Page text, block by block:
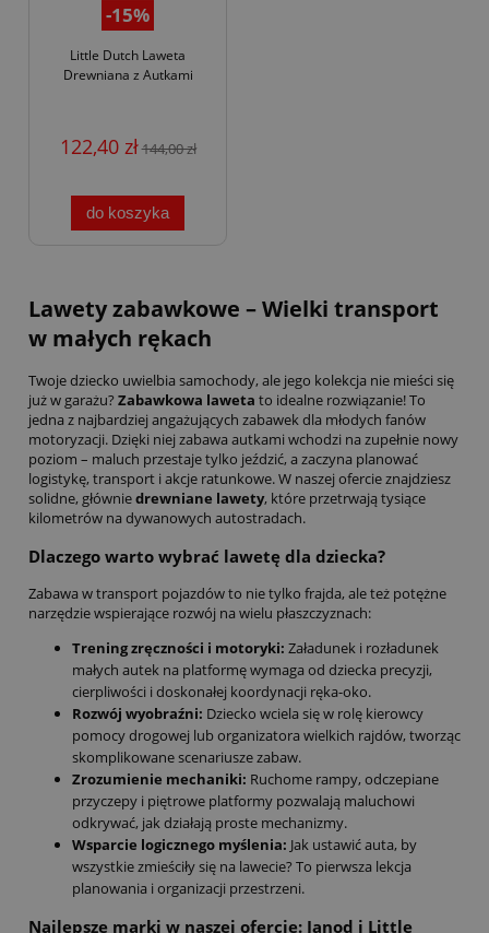
-15%
Little Dutch Laweta
Drewniana z Autkami
122,40 zł144,00 zł
do koszyka
Lawety zabawkowe – Wielki transport
w małych rękach
Twoje dziecko uwielbia samochody, ale jego kolekcja nie mieści się
już w garażu? Zabawkowa laweta to idealne rozwiązanie! To
jedna z najbardziej angażujących zabawek dla młodych fanów
motoryzacji. Dzięki niej zabawa autkami wchodzi na zupełnie nowy
poziom – maluch przestaje tylko jeździć, a zaczyna planować
logistykę, transport i akcje ratunkowe. W naszej ofercie znajdziesz
solidne, główniedrewniane lawety, które przetrwają tysiące
kilometrów na dywanowych autostradach.
Dlaczego warto wybrać lawetę dla dziecka?
Zabawa w transport pojazdów to nie tylko frajda, ale też potężne
narzędzie wspierające rozwój na wielu płaszczyznach:
Trening zręczności i motoryki: Załadunek i rozładunek
małych autek na platformę wymaga od dziecka precyzji,
cierpliwości i doskonałej koordynacji ręka-oko.
Rozwój wyobraźni: Dziecko wciela się w rolę kierowcy
pomocy drogowej lub organizatora wielkich rajdów, tworząc
skomplikowane scenariusze zabaw.
Zrozumienie mechaniki: Ruchome rampy, odczepiane
przyczepy i piętrowe platformy pozwalają maluchowi
odkrywać, jak działają proste mechanizmy.
Wsparcie logicznego myślenia: Jak ustawić auta, by
wszystkie zmieściły się na lawecie? To pierwsza lekcja
planowania i organizacji przestrzeni.
Najlepsze marki w naszej ofercie: Janod i Little